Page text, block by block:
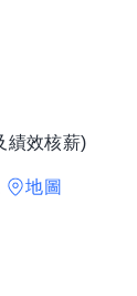
績效核薪)
地圖